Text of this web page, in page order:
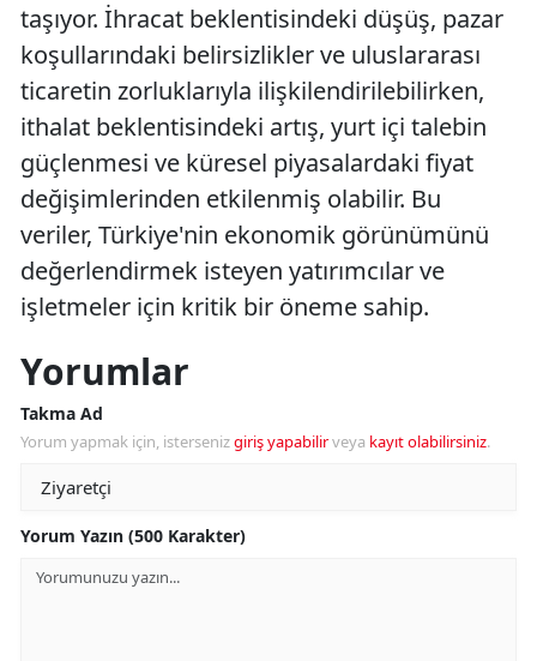
taşıyor. İhracat beklentisindeki düşüş, pazar
koşullarındaki belirsizlikler ve uluslararası
ticaretin zorluklarıyla ilişkilendirilebilirken,
ithalat beklentisindeki artış, yurt içi talebin
güçlenmesi ve küresel piyasalardaki fiyat
değişimlerinden etkilenmiş olabilir. Bu
veriler, Türkiye'nin ekonomik görünümünü
değerlendirmek isteyen yatırımcılar ve
işletmeler için kritik bir öneme sahip.
Yorumlar
Takma Ad
Yorum yapmak için, istersenizgiriş yapabilirveya kayıt olabilirsiniz.
Yorum Yazın (500 Karakter)